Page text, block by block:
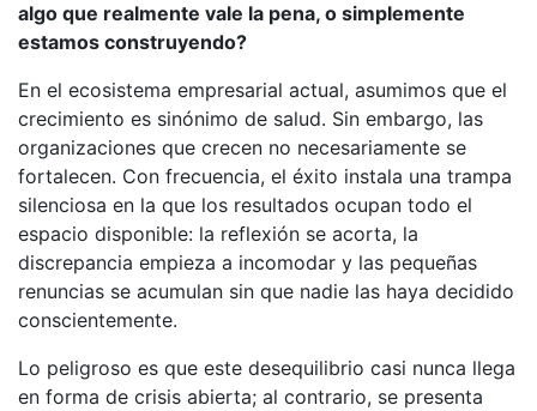
algo que realmente vale la pena, o simplemente
estamos construyendo?
En el ecosistema empresarial actual, asumimos que el
crecimiento es sinónimo de salud. Sin embargo, las
organizaciones que crecen no necesariamente se
fortalecen. Con frecuencia, el éxito instala una trampa
silenciosa en la que los resultados ocupan todo el
espacio disponible: la reflexión se acorta, la
discrepancia empieza a incomodar y las pequeñas
renuncias se acumulan sin que nadie las haya decidido
conscientemente.
Lo peligroso es que este desequilibrio casi nunca llega
en forma de crisis abierta; al contrario, se presenta